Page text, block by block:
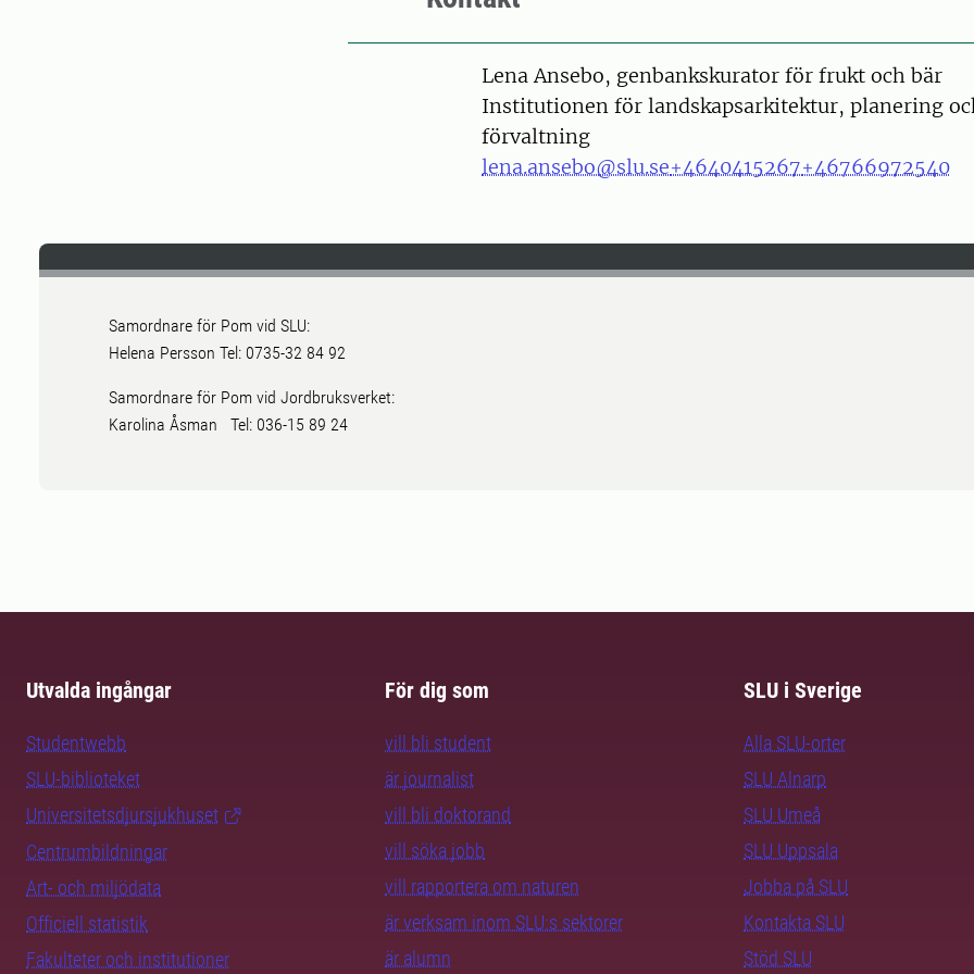
PersonLena Ansebo, genbankskurator för frukt och bär
Institutionen för landskapsarkitektur, planering
förvaltning
lena.ansebo@slu.se+4640415267+46766972540
Samordnare för Pom vid SLU:
Helena Persson Tel: 0735-32 84 92
Samordnare för Pom vid Jordbruksverket:
Karolina Åsman Tel: 036-15 89 24
Utvalda ingångar
Studentwebb
SLU-biblioteket
Universitetsdjursjukhuset
Centrumbildningar
Art- och miljödata
Officiell statistik
Fakulteter och institutioner
För dig som
vill bli student
är journalist
vill bli doktorand
vill söka jobb
vill rapportera om naturen
är verksam inom SLU:s sektorer
är alumn
SLU i Sverige
Alla SLU-orter
SLU Alnarp
SLU Umeå
SLU Uppsala
Jobba på SLU
Kontakta SLU
Stöd SLU